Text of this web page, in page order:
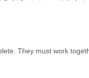
They must work